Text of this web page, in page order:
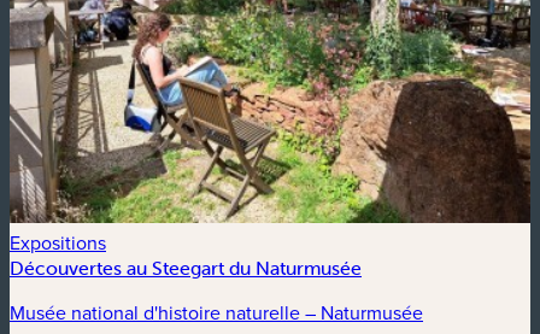
Expositions
Découvertes au Steegart du Naturmusée
Musée national d'histoire naturelle – Naturmusée